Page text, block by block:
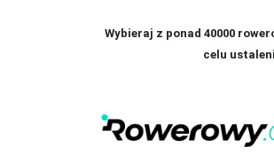
Wybieraj z ponad 40000
celu